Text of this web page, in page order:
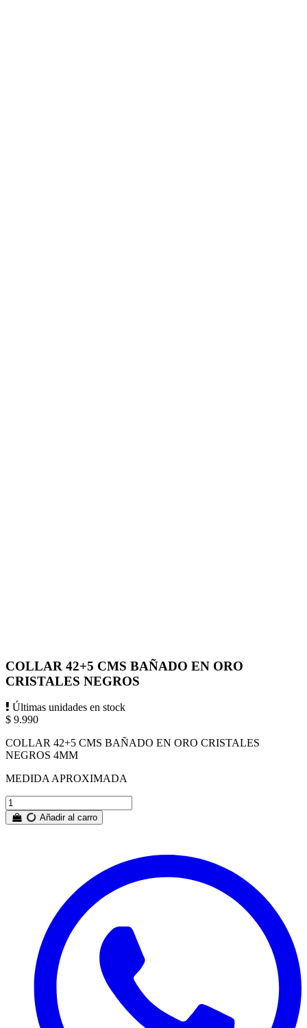
COLLAR 42+5 CMS BAÑADO EN ORO
CRISTALES NEGROS
Últimas unidades en stock
$ 9.990
COLLAR 42+5 CMS BAÑADO EN ORO CRISTALES
NEGROS 4MM
MEDIDA APROXIMADA
Añadir al carro